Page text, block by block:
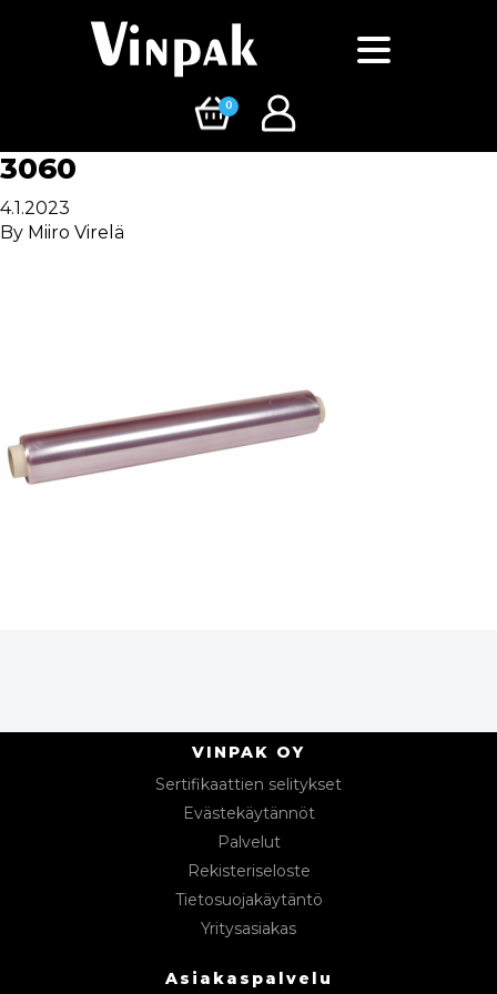
0
3060
4.1.2023
By Miiro Virelä
VINPAK OY
Sertifikaattien selitykset
Evästekäytännöt
Palvelut
Rekisteriseloste
Tietosuojakäytäntö
Yritysasiakas
Asiakaspalvelu